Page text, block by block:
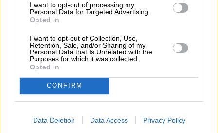
I want to opt-out of processing my
Personal Data for Targeted Advertising.
Opted In
I want to opt-out of Collection, Use,
Retention, Sale, and/or Sharing of my
Personal Data that Is Unrelated with the
Purposes for which it was collected.
Opted In
CONFIRM
Data Deletion Data Access Privacy Policy
αντλούν κεφάλαια εκτός του ελληνικού
τραπεζικού συστήματος. Το 2021, εν μέσω
πανδημίας, αναπτύξαμε το Avis Easy Leasing, την
πρώτη παγκοσμίως εξατομικευμένη εμπειρία
online leasing, και το 2022 προωθήσαμε την
πλήρως ψηφιακή, συνδρομητική υπηρεσία Switch
by Avis. Tη φετινή χρονιά ξεχωρίζω την
πρωτοπόρο και καινοτόμο εφαρμογή «MyAVIS
app», ένα after sales mobile app που ενσωματώνει
όλες τις καθημερινές ενέργειες οι οποίες
σχετίζονται με το αυτοκίνητο.